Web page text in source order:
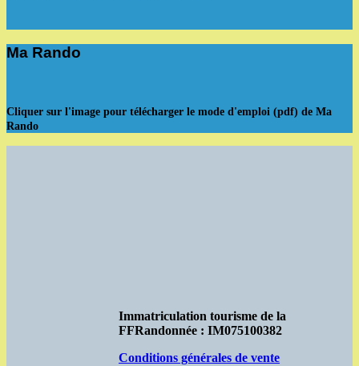
Ma Rando
Cliquer sur l'image pour télécharger le mode d'emploi (pdf) de Ma
Rando
Immatriculation tourisme de la
FFRandonnée : IM075100382
Conditions générales de vente